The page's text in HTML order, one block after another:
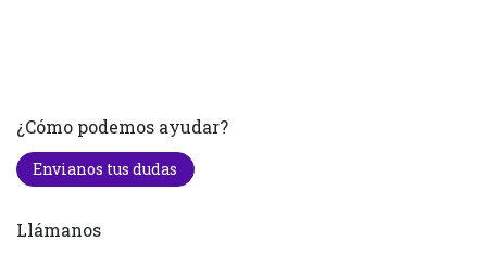
¿Cómo podemos ayudar?
Envianos tus dudas
Llámanos